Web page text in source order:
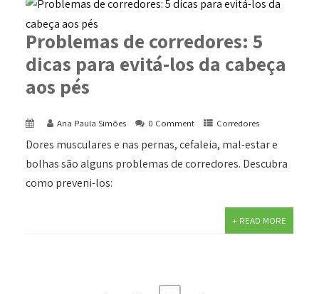
Problemas de corredores: 5
dicas para evitá-los da cabeça
aos pés
Ana Paula Simões 0 Comment Corredores
Dores musculares e nas pernas, cefaleia, mal-estar e
bolhas são alguns problemas de corredores. Descubra
como preveni-los:
+ READ MORE